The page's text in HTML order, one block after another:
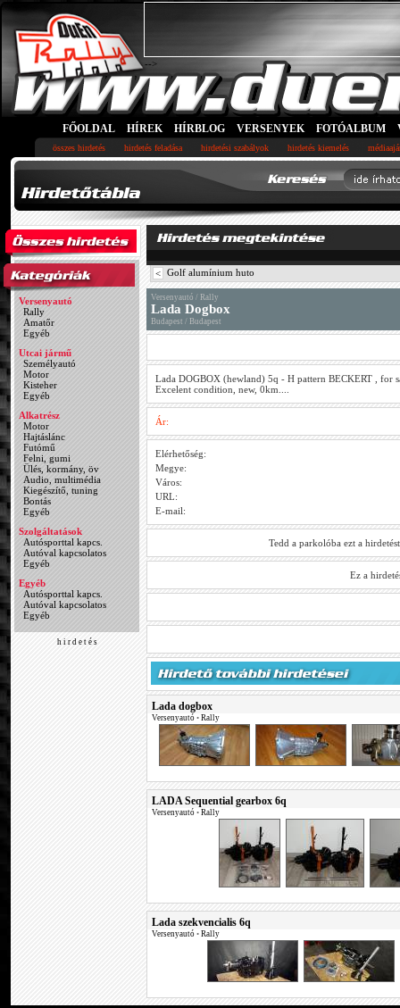
-->
FŐOLDAL HÍREK HÍRBLOG VERSENYEK FOTÓALBUM
összes hirdetés hirdetés feladása hirdetési szabályok hirdetés kiemelés
Versenyautó
Rally
Amatőr
Egyéb
Utcai jármű
Személyautó
Motor
Kisteher
Egyéb
Alkatrész
Motor
Hajtáslánc
Futómű
Felni, gumi
Ülés, kormány, öv
Audio, multimédia
Kiegészítő, tuning
Bontás
Egyéb
Szolgáltatások
Autósporttal kapcs.
Autóval kapcsolatos
Egyéb
Egyéb
Autósporttal kapcs.
Autóval kapcsolatos
Egyéb
h i r d e t é s
< Golf alumínium huto
Versenyautó / Rally
Lada Dogbox
Budapest / Budapest
Lada DOGBOX (hewland) 5q - H pattern BECKERT , for
Excelent condition, new, 0km....
Ár:
Elérhetőség:
Megye:
Város:
URL:
E-mail:
Tedd a parkolóba ezt a
Ez a
Lada dogbox
Versenyautó • Rally
LADA Sequential gearbox 6q
Versenyautó • Rally
Lada szekvencialis 6q
Versenyautó • Rally